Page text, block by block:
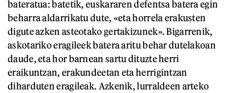
bateratua: batetik, euskararen defentsa batera egin
beharra aldarrikatu dute, «eta horrela erakusten
digute azken asteotako gertakizunek». Bigarrenik,
askotariko eragileek batera aritu behar dutelakoan
daude, eta hor barnean sartu dituzte herri
eraikuntzan, erakundeetan eta herrigintzan
diharduten eragileak. Azkenik, lurraldeen arteko